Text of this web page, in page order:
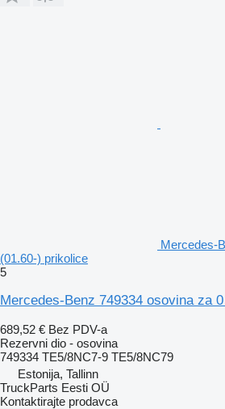
Mercedes-
(01.60-) prikolice
5
Mercedes-Benz 749334 osovina za
689,52 € Bez PDV-a
Rezervni dio - osovina
749334 TE5/8NC7-9 TE5/8NC79
Estonija, Tallinn
TruckParts Eesti OÜ
Kontaktirajte prodavca